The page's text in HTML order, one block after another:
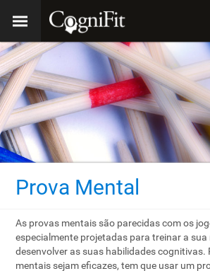
Prova Mental
As provas mentais são parecidas com os
especialmente projetadas para treinar a sua
desenvolver as suas habilidades cognitivas.
mentais sejam eficazes, tem que usar um